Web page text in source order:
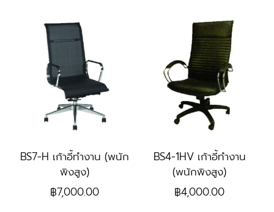
BS7-H เก้าอี้ทำงาน (พนัก
พิงสูง)
฿7,000.00
BS4-1HV เก้าอี้ทำงาน
(พนักพิงสูง)
฿4,000.00